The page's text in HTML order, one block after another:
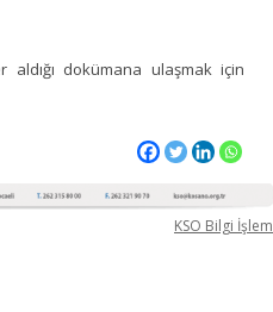
aldığı dokümana ulaşmak için
KSO Bilgi İşlem